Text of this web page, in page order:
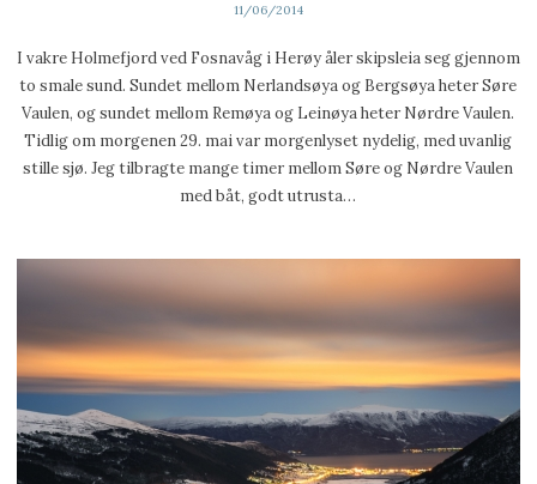
11/06/2014
I vakre Holmefjord ved Fosnavåg i Herøy åler skipsleia seg gjennom
to smale sund. Sundet mellom Nerlandsøya og Bergsøya heter Søre
Vaulen, og sundet mellom Remøya og Leinøya heter Nørdre Vaulen.
Tidlig om morgenen 29. mai var morgenlyset nydelig, med uvanlig
stille sjø. Jeg tilbragte mange timer mellom Søre og Nørdre Vaulen
med båt, godt utrusta…